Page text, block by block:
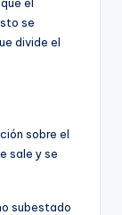
se
divide el
sobre el
sale y se
subestado